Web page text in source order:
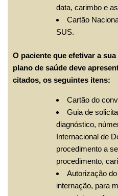
data, carimbo e
Cartão
SUS.
O paciente que efetivar a
plano de saúde deve
citados, os seguintes itens:
Cartão do
Guia de
diagnóstico,
Internacional de
procedimento a
procedimento,
Autorização
internação, para